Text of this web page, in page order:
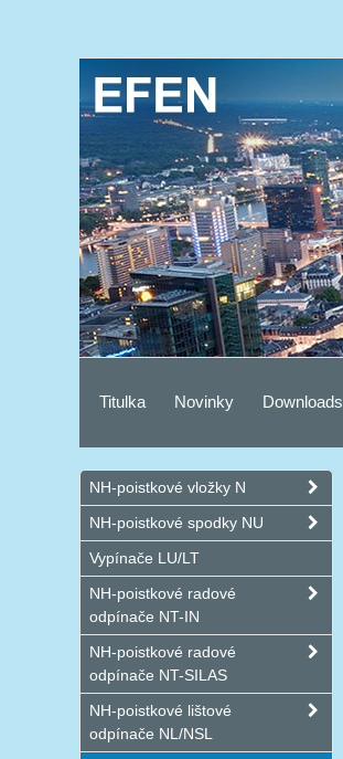
Titulka Novinky Downloads
NH-poistkové vložky N
NH-poistkové spodky NU
Vypínače LU/LT
NH-poistkové radové
odpínače NT-IN
NH-poistkové radové
odpínače NT-SILAS
NH-poistkové lištové
odpínače NL/NSL